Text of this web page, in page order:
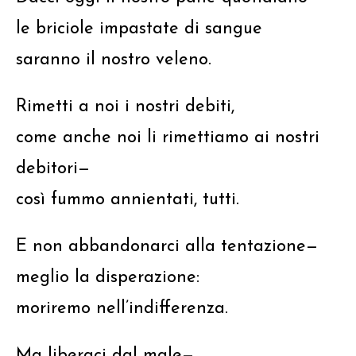
le briciole impastate di sangue
saranno il nostro veleno.
Rimetti a noi i nostri debiti,
come anche noi li rimettiamo ai nostri
debitori—
così fummo annientati, tutti.
E non abbandonarci alla tentazione—
meglio la disperazione:
moriremo nell’indifferenza.